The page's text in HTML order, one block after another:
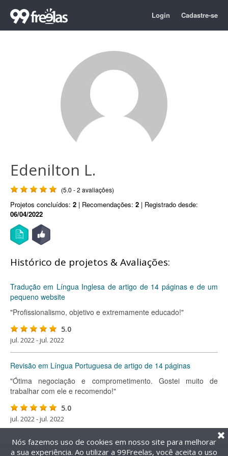
Login Cadastre-se
Edenilton L.
(5.0 - 2 avaliações)
Projetos concluídos: 2 | Recomendações: 2 | Registrado desde:
06/04/2022
Histórico de projetos & Avaliações:
Tradução em Língua Inglesa de artigo de 14 páginas e de um
pequeno website
"Profissionalismo, objetivo e extremamente educado!"
5.0
jul. 2022 - jul. 2022
Revisão em Língua Portuguesa de artigo de 14 páginas
"Ótima negociação e comprometimento. Gostei muito de
trabalhar com ele e recomendo!"
5.0
jul. 2022 - jul. 2022
Nós fazemos uso de cookies em nosso site para melhorar
a sua experiência. Ao utilizar a 99Freelas, você aceita o uso